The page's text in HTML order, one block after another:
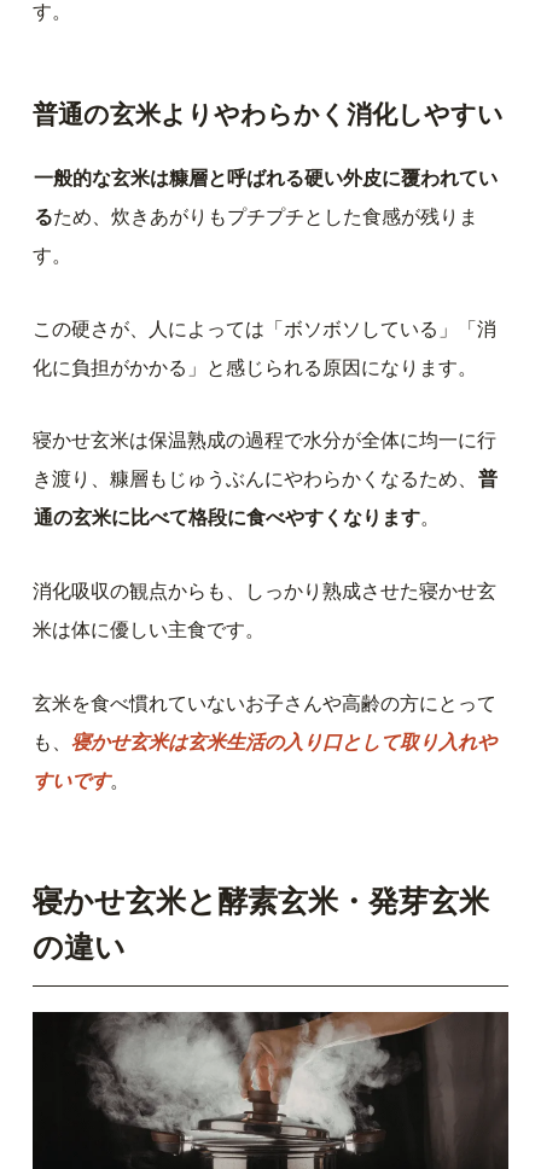
す。
普通の玄米よりやわらかく消化しやすい
一般的な玄米は糠層と呼ばれる硬い外皮に覆われてい
るため、炊きあがりもプチプチとした食感が残りま
す。
この硬さが、人によっては「ボソボソしている」「消
化に負担がかかる」と感じられる原因になります。
寝かせ玄米は保温熟成の過程で水分が全体に均一に行
き渡り、糠層もじゅうぶんにやわらかくなるため、 普
通の玄米に比べて格段に食べやすくなります。
消化吸収の観点からも、しっかり熟成させた寝かせ玄
米は体に優しい主食です。
玄米を食べ慣れていないお子さんや高齢の方にとって
も、寝かせ玄米は玄米生活の入り口として取り入れや
すいです。
寝かせ玄米と酵素玄米・発芽玄米
の違い